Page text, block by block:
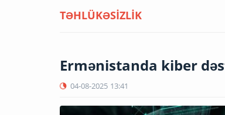
TƏHLÜKƏSİZLİK
Ermənistanda kiber
04-08-2025 13:41